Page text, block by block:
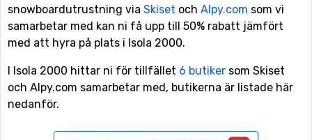
snowboardutrustning via Skiset och Alpy.com som vi
samarbetar med kan ni få upp till 50% rabatt jämfört
med att hyra på plats i Isola 2000.
I Isola 2000 hittar ni för tillfället 6 butiker som Skiset
och Alpy.com samarbetar med, butikerna är listade här
nedanför.